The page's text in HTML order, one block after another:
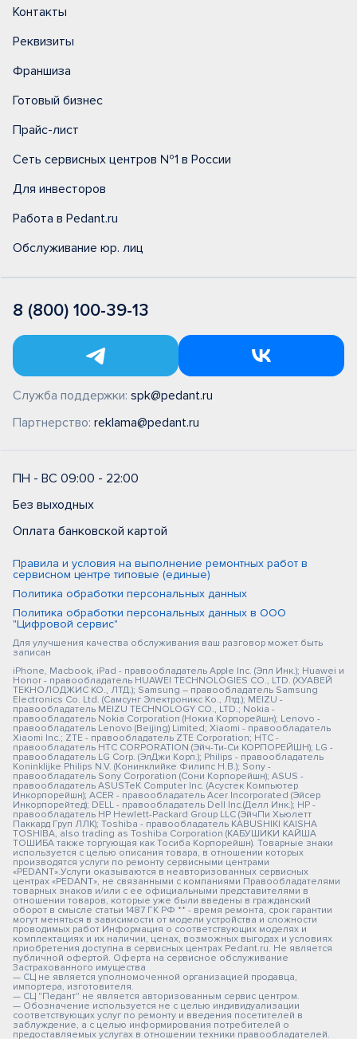
Контакты
Реквизиты
Франшиза
Готовый бизнес
Прайс-лист
Сеть сервисных центров №1 в России
Для инвесторов
Работа в Pedant.ru
Обслуживание юр. лиц
8 (800) 100-39-13
Служба поддержки: spk@pedant.ru
Партнерство: reklama@pedant.ru
ПН - ВС 09:00 - 22:00
Без выходных
Оплата банковской картой
Правила и условия на выполнение ремонтных работ в
сервисном центре типовые (единые)
Политика обработки персональных данных
Политика обработки персональных данных в ООО
"Цифровой сервис"
Для улучшения качества обслуживания ваш разговор может быть
записан
iPhone, Macbook, iPad - правообладатель Apple Inc. (Эпл Инк.); Huawei и
Honor - правообладатель HUAWEI TECHNOLOGIES CO., LTD. (ХУАВЕЙ
ТЕКНОЛОДЖИС КО., ЛТД.); Samsung – правообладатель Samsung
Electronics Co. Ltd. (Самсунг Электроникс Ко., Лтд.); MEIZU -
правообладатель MEIZU TECHNOLOGY CO., LTD.; Nokia -
правообладатель Nokia Corporation (Нокиа Корпорейшн); Lenovo -
правообладатель Lenovo (Beijing) Limited; Xiaomi - правообладатель
Xiaomi Inc.; ZTE - правообладатель ZTE Corporation; HTC -
правообладатель HTC CORPORATION (Эйч-Ти-Си КОРПОРЕЙШН); LG -
правообладатель LG Corp. (ЭлДжи Корп.); Philips - правообладатель
Koninklijke Philips N.V. (Конинклийке Филипс Н.В.); Sony -
правообладатель Sony Corporation (Сони Корпорейшн); ASUS -
правообладатель ASUSTeK Computer Inc. (Асустек Компьютер
Инкорпорейшн); ACER - правообладатель Acer Incorporated (Эйсер
Инкорпорейтед); DELL - правообладатель Dell Inc.(Делл Инк.); HP -
правообладатель HP Hewlett-Packard Group LLC (ЭйчПи Хьюлетт
Паккард Груп ЛЛК); Toshiba - правообладатель KABUSHIKI KAISHA
TOSHIBA, also trading as Toshiba Corporation (КАБУШИКИ КАЙША
ТОШИБА также торгующая как Тосиба Корпорейшн). Товарные знаки
используется с целью описания товара, в отношении которых
производятся услуги по ремонту сервисными центрами
«PEDANT».Услуги оказываются в неавторизованных сервисных
центрах «PEDANT», не связанными с компаниями Правообладателями
товарных знаков и/или с ее официальными представителями в
отношении товаров, которые уже были введены в гражданский
оборот в смысле статьи 1487 ГК РФ ** - время ремонта, срок гарантии
могут меняться в зависимости от модели устройства и сложности
проводимых работ Информация о соответствующих моделях и
комплектациях и их наличии, ценах, возможных выгодах и условиях
приобретения доступна в сервисных центрах Pedant.ru. Не является
публичной офертой. Оферта на сервисное обслуживание
Застрахованного имущества
— СЦ не является уполномоченной организацией продавца,
импортера, изготовителя.
— СЦ "Педант" не является авторизованным сервис центром.
— Обозначение используется не с целью индивидуализации
соответствующих услуг по ремонту и введения посетителей в
заблуждение, а с целью информирования потребителей о
предоставляемых услугах в отношении техники правообладателей.